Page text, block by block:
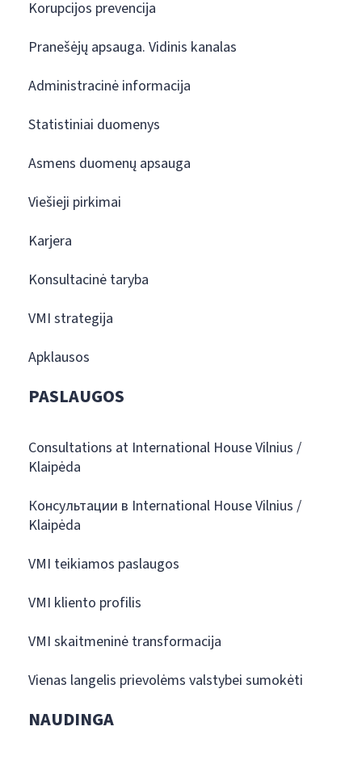
Korupcijos prevencija
Pranešėjų apsauga. Vidinis kanalas
Administracinė informacija
Statistiniai duomenys
Asmens duomenų apsauga
Viešieji pirkimai
Karjera
Konsultacinė taryba
VMI strategija
Apklausos
PASLAUGOS
Consultations at International House Vilnius /
Klaipėda
Консультации в International House Vilnius /
Klaipėda
VMI teikiamos paslaugos
VMI kliento profilis
VMI skaitmeninė transformacija
Vienas langelis prievolėms valstybei sumokėti
NAUDINGA